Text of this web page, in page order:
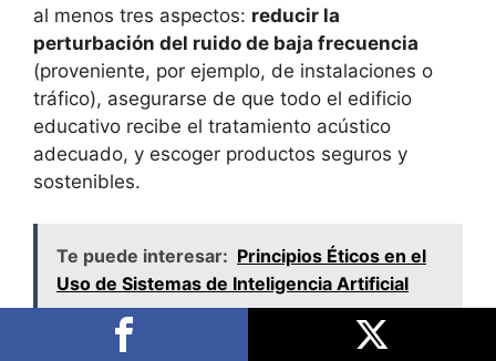
al menos tres aspectos: reducir la
perturbación del ruido de baja frecuencia
(proveniente, por ejemplo, de instalaciones o
tráfico), asegurarse de que todo el edificio
educativo recibe el tratamiento acústico
adecuado, y escoger productos seguros y
sostenibles.
Te puede interesar: Principios Éticos en el
Uso de Sistemas de Inteligencia Artificial
En la práctica, una solución frecuente es utilizar